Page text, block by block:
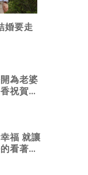
婚要走
為老婆
祝賀生
福 就讓
看著你